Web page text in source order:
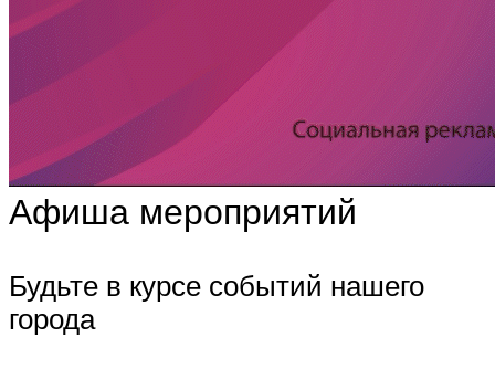
Афиша мероприятий
Будьте в курсе событий нашего
города